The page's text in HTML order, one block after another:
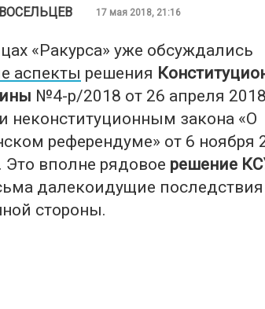
17 мая 2018, 21:16
«Ракурса» уже обсуждались
аспекты решения
№4-р/2018 от 26 апреля
неконституционным закона «О
референдуме» от 6 ноября
вполне рядовое решение
далекоидущие
стороны.